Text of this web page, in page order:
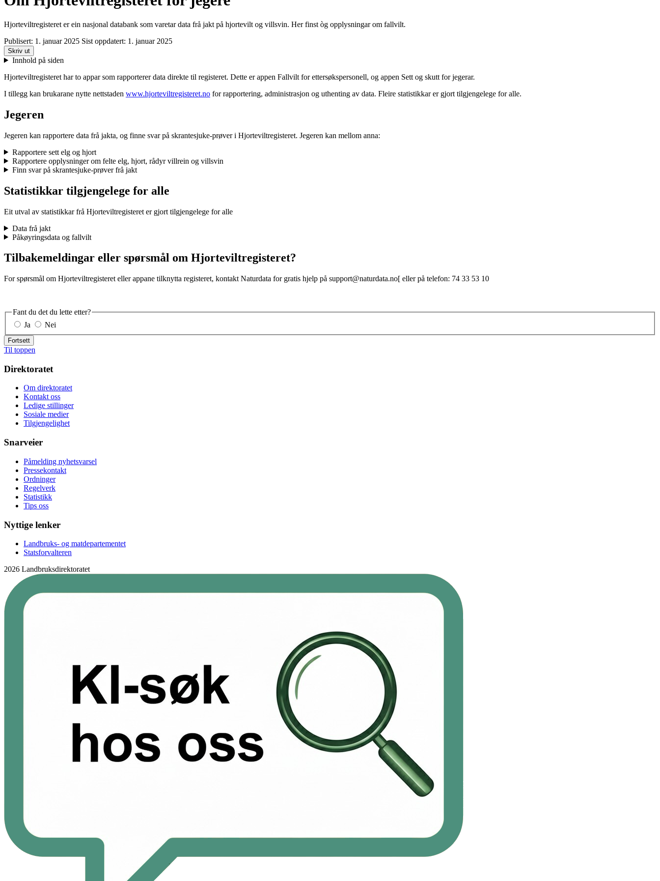
Hjorteviltregisteret er ein nasjonal databank som varetar data frå jakt på hjortevilt og villsvin. Her finst òg opplysningar om fallvilt.
Publisert: 1. januar 2025 Sist oppdatert: 1. januar 2025
Skriv ut
Innhold på siden
Hjorteviltregisteret har to appar som rapporterer data direkte til registeret. Dette er appen Fallvilt for ettersøkspersonell, og appen Sett og skutt for jegerar.
I tillegg kan brukarane nytte nettstaden www.hjorteviltregisteret.no for rapportering, administrasjon og uthenting av data. Fleire statistikkar er gjort tilgjengelege for alle.
Jegeren
Jegeren kan rapportere data frå jakta, og finne svar på skrantesjuke-prøver i Hjorteviltregisteret. Jegeren kan mellom anna:
Rapportere sett elg og hjort
Rapportere opplysninger om felte elg, hjort, rådyr villrein og villsvin
Finn svar på skrantesjuke-prøver frå jakt
Statistikkar tilgjengelege for alle
Eit utval av statistikkar frå Hjorteviltregisteret er gjort tilgjengelege for alle
Data frå jakt
Påkøyringsdata og fallvilt
Tilbakemeldingar eller spørsmål om Hjorteviltregisteret?
For spørsmål om Hjorteviltregisteret eller appane tilknytta registeret, kontakt Naturdata for gratis hjelp på support@naturdata.no[ eller på telefon: 74 33 53 10
Fant du det du lette etter?
Ja
Nei
Fortsett
Til toppen
Direktoratet
Om direktoratet
Kontakt oss
Ledige stillinger
Sosiale medier
Tilgjengelighet
Snarveier
Påmelding nyhetsvarsel
Pressekontakt
Ordninger
Regelverk
Statistikk
Tips oss
Nyttige lenker
Landbruks- og matdepartementet
Statsforvalteren
2026 Landbruksdirektoratet